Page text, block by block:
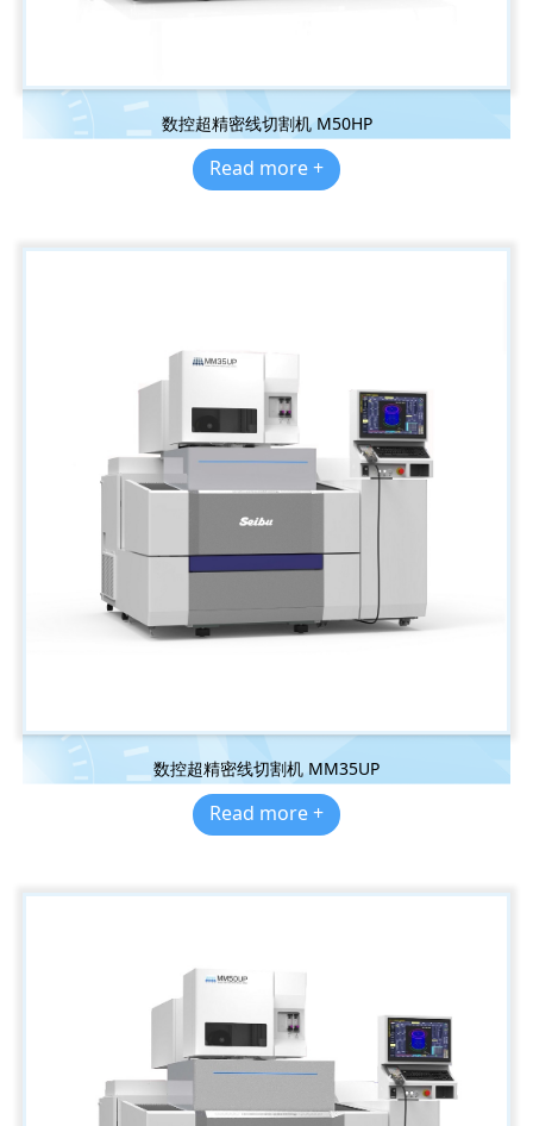
数控超精密线切割机 M50HP
Read more +
数控超精密线切割机 MM35UP
Read more +